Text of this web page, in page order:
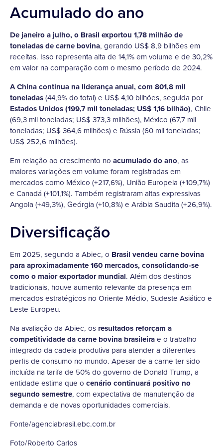
Acumulado do ano
De janeiro a julho, o Brasil exportou 1,78 milhão de
toneladas de carne bovina, gerando US$ 8,9 bilhões em
receitas. Isso representa alta de 14,1% em volume e de 30,2%
em valor na comparação com o mesmo período de 2024.
A China continua na liderança anual, com 801,8 mil
toneladas(44,9% do total) e US$ 4,10 bilhões, seguida por
Estados Unidos (199,7 mil toneladas; US$ 1,16 bilhão), Chile
(69,3 mil toneladas; US$ 373,3 milhões), México (67,7 mil
toneladas; US$ 364,6 milhões) e Rússia (60 mil toneladas;
US$ 252,6 milhões).
Em relação ao crescimento no acumulado do ano, as
maiores variações em volume foram registradas em
mercados como México (+217,6%), União Europeia (+109,7%)
e Canadá (+101,1%). Também registraram altas expressivas
Angola (+49,3%), Geórgia (+10,8%) e Arábia Saudita (+26,9%).
Diversificação
Em 2025, segundo a Abiec, o Brasil vendeu carne bovina
para aproximadamente160 mercados, consolidando-se
como o maior exportador mundial. Além dos destinos
tradicionais, houve aumento relevante da presença em
mercados estratégicos no Oriente Médio, Sudeste Asiático e
Leste Europeu.
Na avaliação da Abiec, os resultados reforçam a
competitividade da carne bovina brasileirae o trabalho
integrado da cadeia produtiva para atender a diferentes
perfis de consumo no mundo. Apesar de a carne ter sido
incluída na tarifa de 50% do governo de Donald Trump, a
entidade estima que o cenário continuará positivo no
segundo semestre, com expectativa de manutenção da
demanda e de novas oportunidades comerciais.
Fonte/agenciabrasil.ebc.com.br
Foto/Roberto Carlos